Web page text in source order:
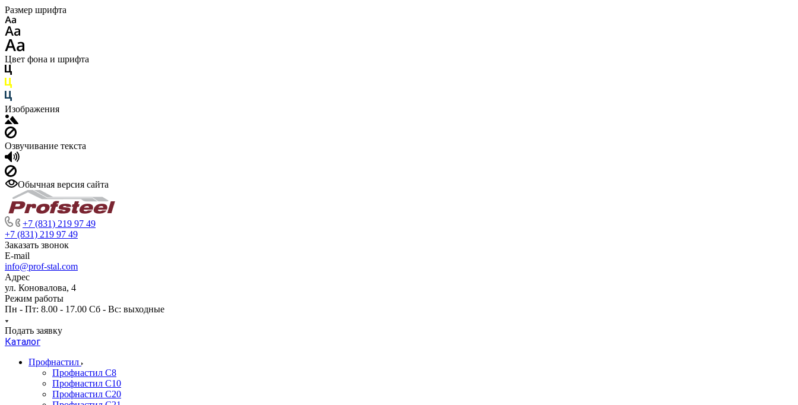
Размер шрифта
Цвет фона и шрифта
Изображения
Озвучивание текста
Обычная версия сайта
+7 (831) 219 97 49
+7 (831) 219 97 49
Заказать звонок
E-mail
info@prof-stal.com
Адрес
ул. Коновалова, 4
Режим работы
Пн - Пт: 8.00 - 17.00 Сб - Вс: выходные
Подать заявку
Каталог
Профнастил
Профнастил С8
Профнастил С10
Профнастил С20